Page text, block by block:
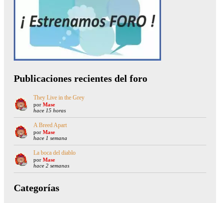
Publicaciones recientes del foro
They Live in the Grey
por Mase
hace 15 horas
A Breed Apart
por Mase
hace 1 semana
La boca del diablo
por Mase
hace 2 semanas
Categorías